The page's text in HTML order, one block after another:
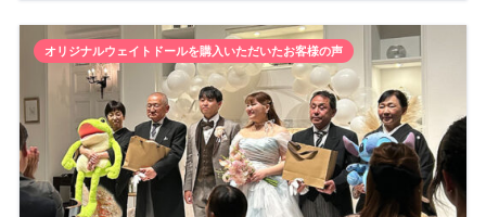
オリジナルウェイトドールを購入いただいたお客様の声